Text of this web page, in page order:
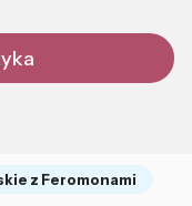
z Feromonami